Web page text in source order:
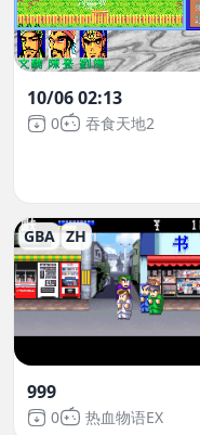
10/06 02:13
0 吞食天地2
GBA ZH
999
0 热血物语EX